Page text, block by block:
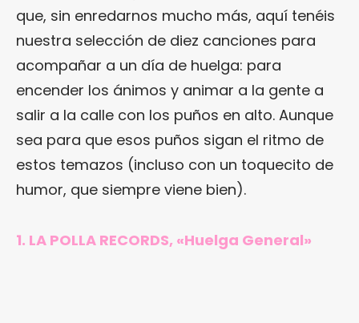
que, sin enredarnos mucho más, aquí tenéis
nuestra selección de diez canciones para
acompañar a un día de huelga: para
encender los ánimos y animar a la gente a
salir a la calle con los puños en alto. Aunque
sea para que esos puños sigan el ritmo de
estos temazos (incluso con un toquecito de
humor, que siempre viene bien).
1. LA POLLA RECORDS, «Huelga General»